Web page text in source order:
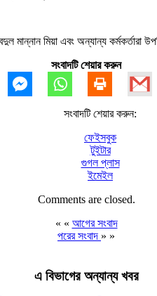
মান্নান মিয়া এবং অন্যান্য কর্মকর্তারা
সংবাদটি শেয়ার করুন
সংবাদটি শেয়ার করুন:
ফেইসবুক
টুইটার
গুগল প্লাস
ইমেইল
Comments are closed.
« « আগের সংবাদ
পরের সংবাদ » »
এ বিভাগের অন্যান্য খবর